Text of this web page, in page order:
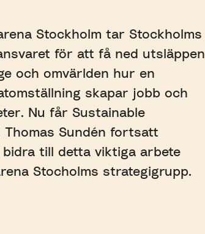
Stockholm tar Stockholms
för att få ned utsläppen
och omvärlden hur en
skapar jobb och
Nu får Sustainable
Thomas Sundén fortsatt
till detta viktiga arbete
Stocholms strategigrupp.